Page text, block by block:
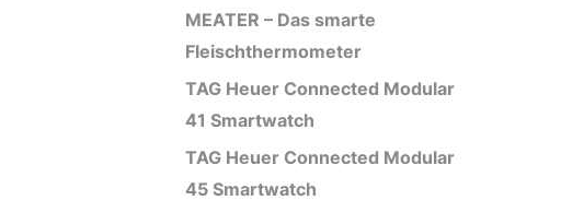
MEATER – Das smarte
Fleischthermometer
TAG Heuer Connected Modular
41 Smartwatch
TAG Heuer Connected Modular
45 Smartwatch